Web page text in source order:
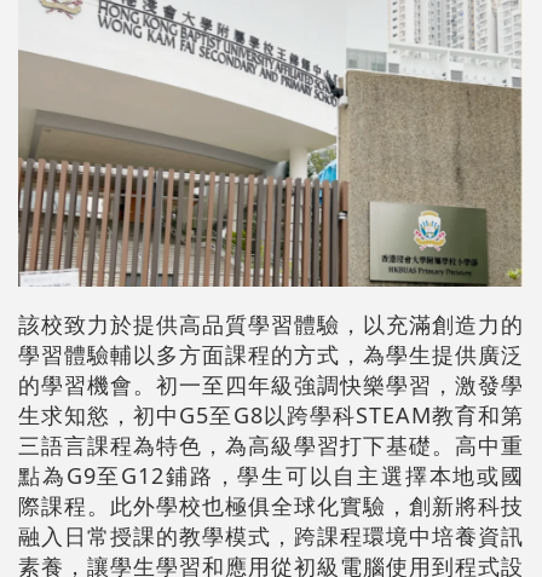
該校致力於提供高品質學習體驗，以充滿創造力的
學習體驗輔以多方面課程的方式，為學生提供廣泛
的學習機會。初一至四年級強調快樂學習，激發學
生求知慾，初中G5至G8以跨學科STEAM教育和第
三語言課程為特色，為高級學習打下基礎。高中重
點為G9至G12鋪路，學生可以自主選擇本地或國
際課程。此外學校也極俱全球化實驗，創新將科技
融入日常授課的教學模式，跨課程環境中培養資訊
素養，讓學生學習和應用從初級電腦使用到程式設